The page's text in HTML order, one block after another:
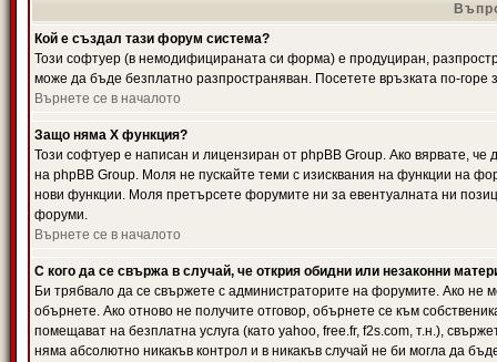
Кой е създал тази форум система?
Този софтуер (в немодифицираната си форма) е продуциран,
може да бъде безплатно разпространяван. Посетете връзката по-горе
Върнете се в началото
Защо няма X функция?
Този софтуер е написан и лицензиран от phpBB Group. Ако вярвате,
на phpBB Group. Моля не пускайте теми с изисквания на функции на
нови функции. Моля претърсете форумите ни за евентуалната ни
форуми.
Върнете се в началото
С кого да се свържа в случай, че открия обидни или незаконни
Би трябвало да се свържете с администраторите на форумите. Ако не
обърнете. Ако отново не получите отговор, обърнете се към
помещават на безплатна услуга (като yahoo, free.fr, f2s.com, т.н.),
няма абсолютно никакъв контрол и в никакъв случай не би могла да